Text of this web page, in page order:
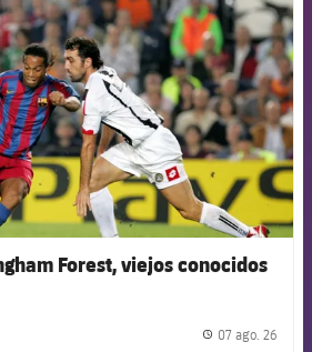
Forest, viejos conocidos
07 ago. 26